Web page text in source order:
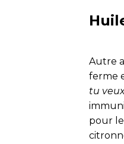
Autre
ferme
tu
pour